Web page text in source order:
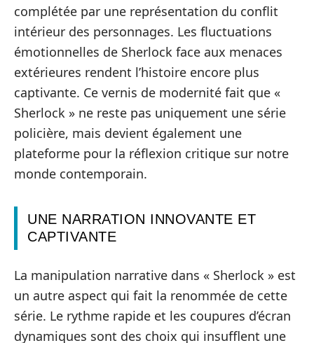
complétée par une représentation du conflit
intérieur des personnages. Les fluctuations
émotionnelles de Sherlock face aux menaces
extérieures rendent l’histoire encore plus
captivante. Ce vernis de modernité fait que «
Sherlock » ne reste pas uniquement une série
policière, mais devient également une
plateforme pour la réflexion critique sur notre
monde contemporain.
UNE NARRATION INNOVANTE ET
CAPTIVANTE
La manipulation narrative dans « Sherlock » est
un autre aspect qui fait la renommée de cette
série. Le rythme rapide et les coupures d’écran
dynamiques sont des choix qui insufflent une